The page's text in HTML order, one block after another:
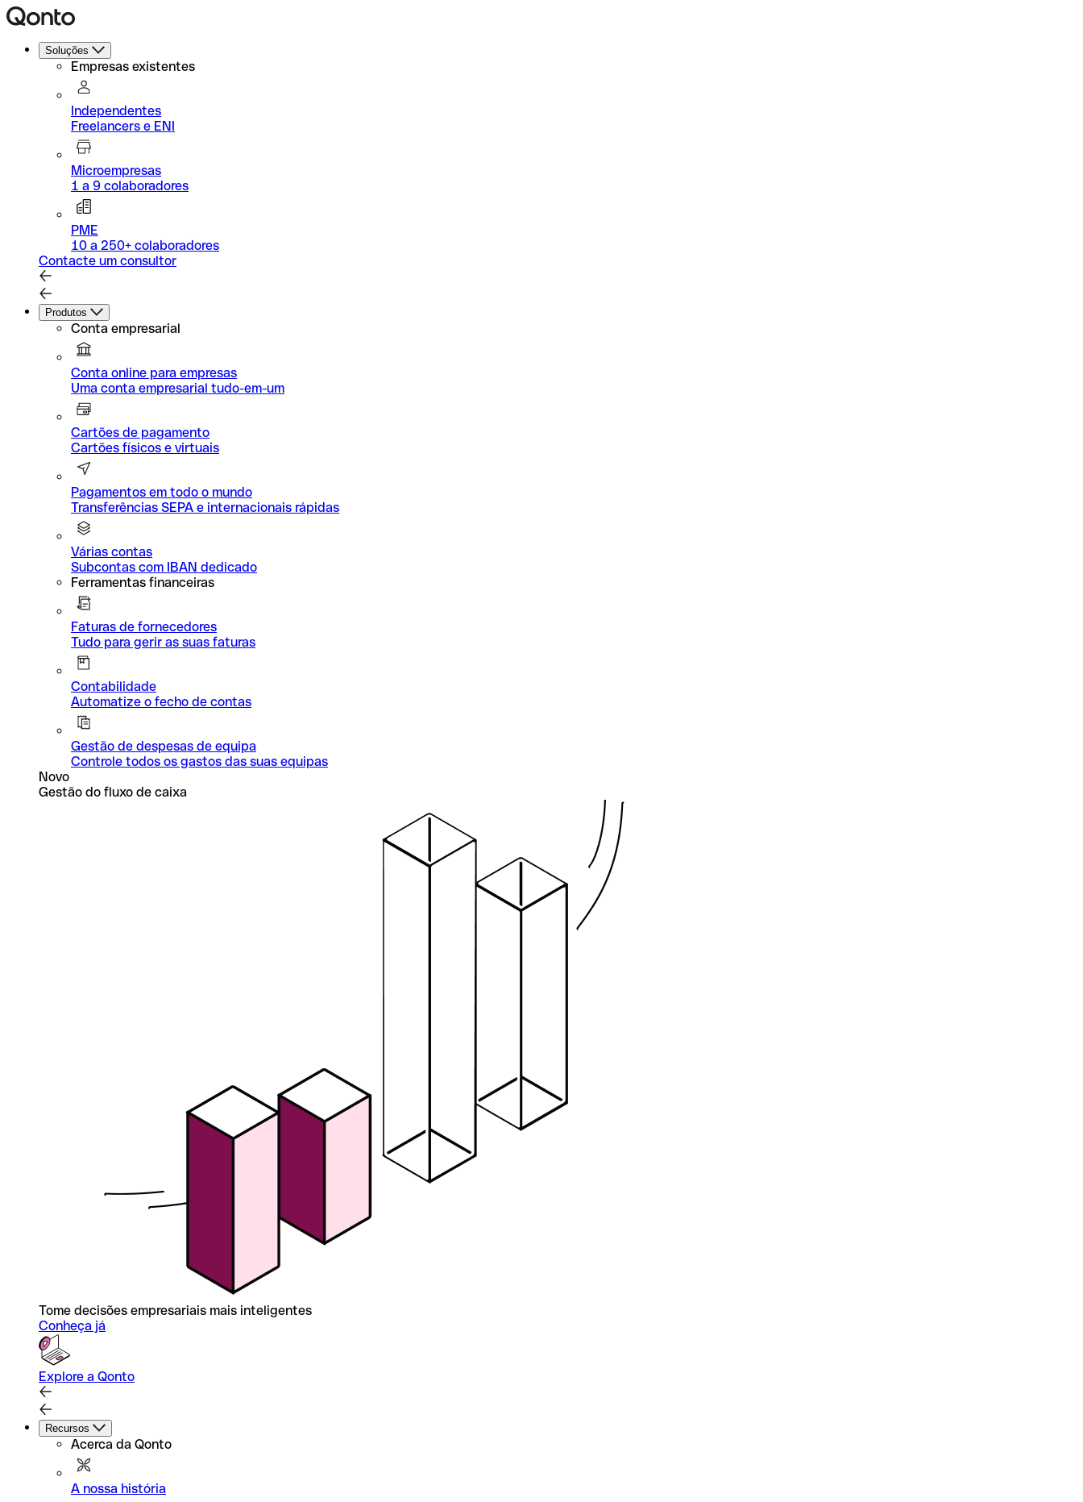
Soluções
Empresas existentes
Independentes
Freelancers e ENI
Microempresas
1 a 9 colaboradores
PME
10 a 250+ colaboradores
Contacte um consultor
Produtos
Conta empresarial
Conta online para empresas
Uma conta empresarial tudo-em-um
Cartões de pagamento
Cartões físicos e virtuais
Pagamentos em todo o mundo
Transferências SEPA e internacionais rápidas
Várias contas
Subcontas com IBAN dedicado
Ferramentas financeiras
Faturas de fornecedores
Tudo para gerir as suas faturas
Contabilidade
Automatize o fecho de contas
Gestão de despesas de equipa
Controle todos os gastos das suas equipas
Novo
Gestão do fluxo de caixa
Tome decisões empresariais mais inteligentes
Conheça já
Explore a Qonto
Recursos
Acerca da Qonto
A nossa história